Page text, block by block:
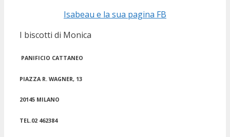
Isabeau e la sua pagina FB
I biscotti di Monica
PANIFICIO CATTANEO
PIAZZA R. WAGNER, 13
20145 MILANO
TEL.02 462384